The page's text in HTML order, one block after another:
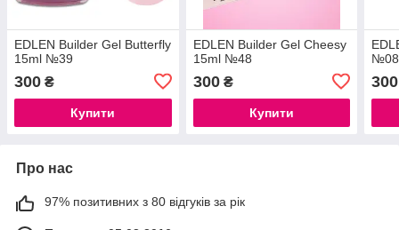
EDLEN Builder Gel Butterfly
15ml №39
300 ₴
Купити
EDLEN Builder Gel Cheesy
15ml №48
300₴
Купити
№08
300
Про нас
97% позитивних з 80 відгуків за рік